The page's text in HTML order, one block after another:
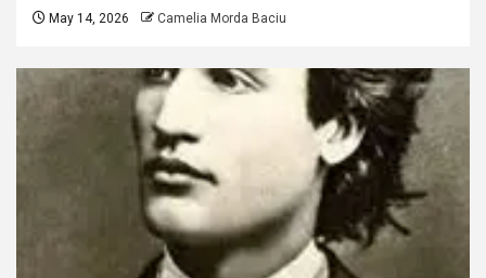
May 14, 2026 Camelia Morda Baciu